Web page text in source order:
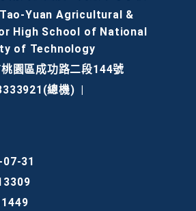
Yuan Agricultural &
High School of National
of Technology
園區成功路二段144號
總機)
31